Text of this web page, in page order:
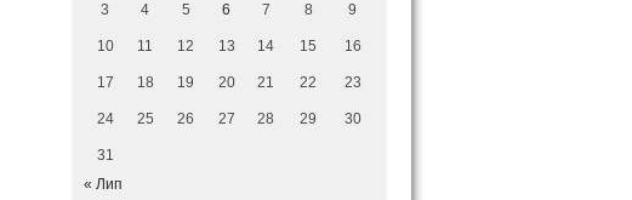
3 4 5 6 7 8 9
10 11 12 13 14 15 16
17 18 19 20 21 22 23
24 25 26 27 28 29 30
31
« Лип